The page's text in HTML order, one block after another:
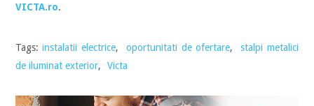
VICTA.ro.
Tags: instalatii electrice, oportunitati de ofertare,
stalpi metalici
de iluminat exterior, Victa